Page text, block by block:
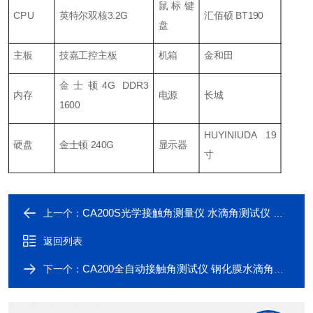
CPU 英特尔双核3.2G
鼠标键
盘
汇佰硕 BT190
主板 技嘉工控主板 机箱 金和田
内存
金士顿4G DDR3
1600
电源 长城
硬盘 金士顿 240G 显示器
HUYINIUDA 19
寸
上一个： CA200S光学接触角测量仪 水滴角测试仪 精度高
返回列表
下一个： CA200全自动接触角测试仪 钢化膜水滴角测量仪